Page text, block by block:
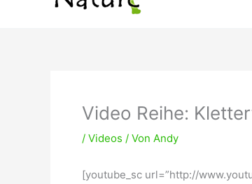
Video Reihe:
/ Videos / Von Andy
[youtube_sc url=”http://